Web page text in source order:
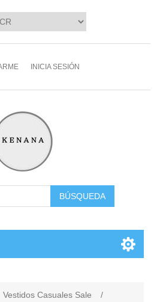
INICIA SESIÓN
Vestidos Casuales Sale
/